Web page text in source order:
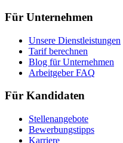
Für Unternehmen
Unsere Dienstleistungen
Tarif berechnen
Blog für Unternehmen
Arbeitgeber FAQ
Für Kandidaten
Stellenangebote
Bewerbungstipps
Karriere